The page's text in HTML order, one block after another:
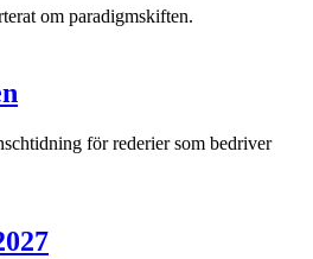
om paradigmskiften.
för rederier som bedriver